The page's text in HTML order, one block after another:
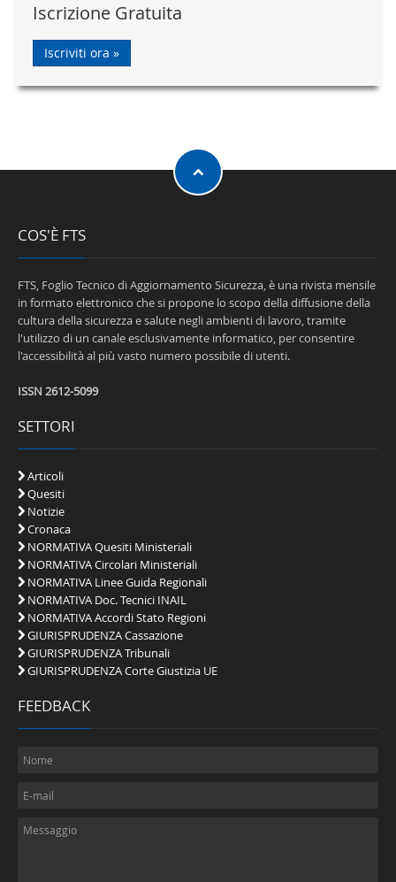
Iscrizione Gratuita
Iscriviti ora »
COS'È FTS
FTS, Foglio Tecnico di Aggiornamento Sicurezza, è una rivista mensile
in formato elettronico che si propone lo scopo della diffusione della
cultura della sicurezza e salute negli ambienti di lavoro, tramite
l'utilizzo di un canale esclusivamente informatico, per consentire
l'accessibilità al più vasto numero possibile di utenti.
ISSN 2612-5099
SETTORI
Articoli
Quesiti
Notizie
Cronaca
NORMATIVA Quesiti Ministeriali
NORMATIVA Circolari Ministeriali
NORMATIVA Linee Guida Regionali
NORMATIVA Doc. Tecnici INAIL
NORMATIVA Accordi Stato Regioni
GIURISPRUDENZA Cassazione
GIURISPRUDENZA Tribunali
GIURISPRUDENZA Corte Giustizia UE
FEEDBACK